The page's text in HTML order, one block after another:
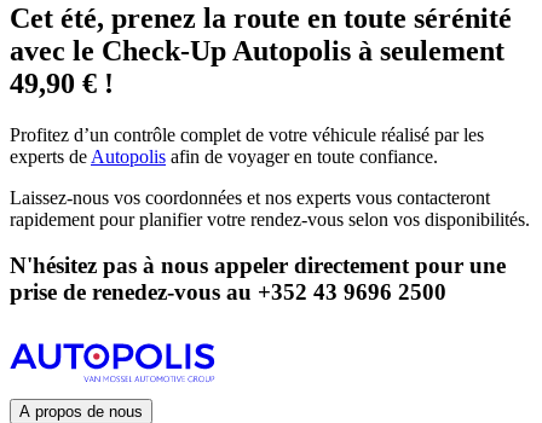
Cet été, prenez la route en toute sérénité
avec le Check-Up Autopolis à seulement
49,90 € !
Profitez d’un contrôle complet de votre véhicule réalisé par les
experts de Autopolis afin de voyager en toute confiance.
Laissez-nous vos coordonnées et nos experts vous contacteront
rapidement pour planifier votre rendez-vous selon vos disponibilités.
N'hésitez pas à nous appeler directement pour une
prise de renedez-vous au +352 43 9696 2500
A propos de nous